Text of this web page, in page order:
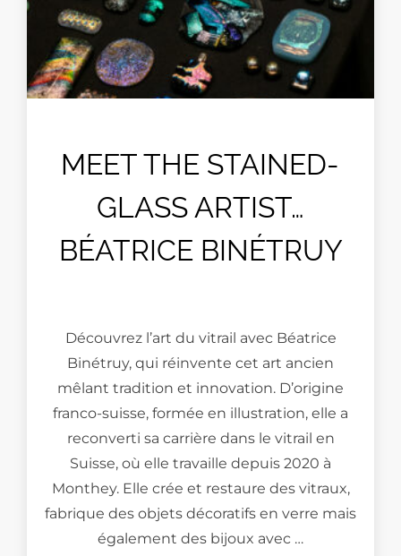
MEET THE STAINED-
GLASS ARTIST…
BÉATRICE BINÉTRUY
Découvrez l’art du vitrail avec Béatrice
Binétruy, qui réinvente cet art ancien
mêlant tradition et innovation. D’origine
franco-suisse, formée en illustration, elle a
reconverti sa carrière dans le vitrail en
Suisse, où elle travaille depuis 2020 à
Monthey. Elle crée et restaure des vitraux,
fabrique des objets décoratifs en verre mais
également des bijoux avec …